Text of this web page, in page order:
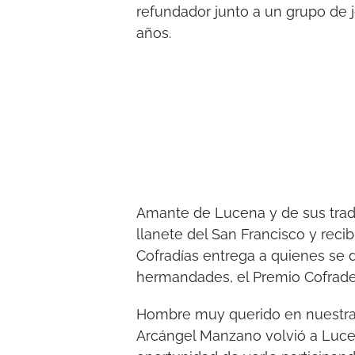
refundador junto a un grupo
años.
Amante de Lucena y de sus
llanete del San Francisco y
Cofradías entrega a quienes se
hermandades, el Premio
Hombre muy querido en
Arcángel Manzano volvió a